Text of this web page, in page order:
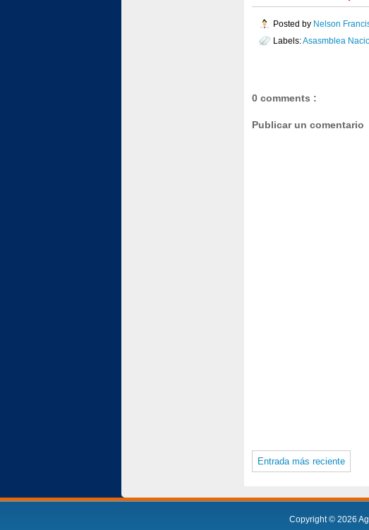
Posted by Nelson
Labels:Asasmblea
0 comments :
Publicar un comentario
Entrada más reciente
Copyright © 2026